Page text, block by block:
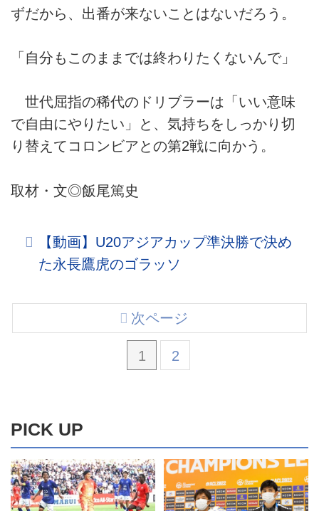
ずだから、出番が来ないことはないだろう。
「自分もこのままでは終わりたくないんで」
世代屈指の稀代のドリブラーは「いい意味
で自由にやりたい」と、気持ちをしっかり切
り替えてコロンビアとの第2戦に向かう。
取材・文◎飯尾篤史
【動画】U20アジアカップ準決勝で決め
た永長鷹虎のゴラッソ
1 2
次ページ
PICK UP